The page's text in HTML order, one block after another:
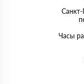
Часы